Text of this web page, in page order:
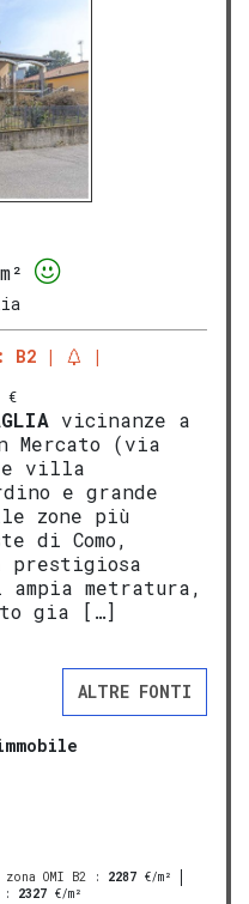
B2
€
vicinanze a
Mercato (via
villa
e grande
zone più
di Como,
prestigiosa
metratura,
gia […]
ALTRE FONTI
OMI B2 : 2287 €/m²
: 2327 €/m²